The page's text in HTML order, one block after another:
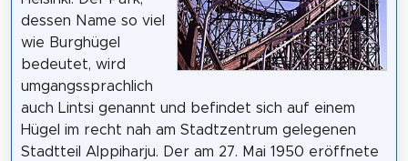
dessen Name so viel
wie Burghügel
bedeutet, wird
umgangssprachlich
auch Lintsi genannt und befindet sich auf einem
Hügel im recht nah am Stadtzentrum gelegenen
Stadtteil Alppiharju. Der am 27. Mai 1950 eröffnete